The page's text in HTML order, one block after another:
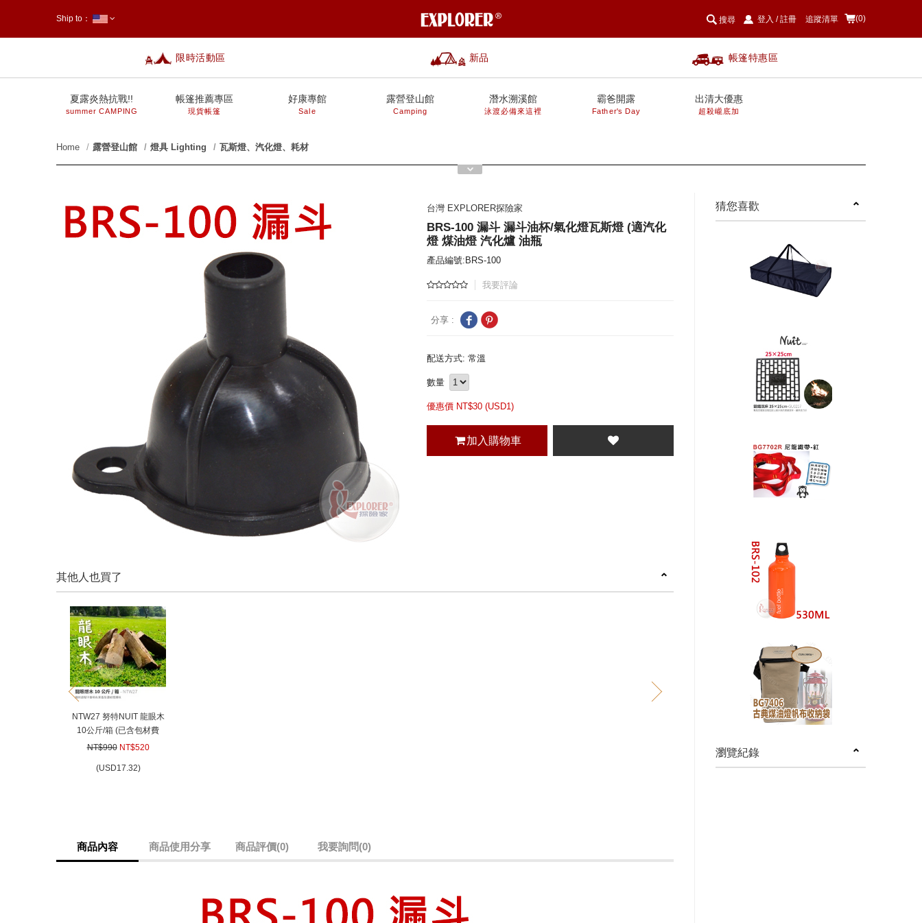
(0)
登入 / 註冊 追蹤清單
限時活動區 新品 帳篷特惠區
Ship to： 搜尋
夏露炎熱抗戰!!
summer CAMPING
帳篷推薦專區
現貨帳篷
好康專館
Sale
露營登山館
Camping
潛水溯溪館
泳渡必備來這裡
霸爸開露
Father's Day
出清大優惠
超殺巄底加
Home 露營登山館 燈具 Lighting 瓦斯燈、汽化燈、耗材
prev
台灣 EXPLORER探險家
BRS-100 漏斗 漏斗油杯/氣化燈瓦斯燈 (適汽化
燈 煤油燈 汽化爐 油瓶
產品編號:BRS-100
我要評論
分享 :
配送方式: 常溫
數量
優惠價 NT$30 (USD1)
加入購物車
其他人也買了
NTW27 努特NUIT 龍眼木
10公斤/箱 (已含包材費
$200)台灣特級龍眼木 木
火台 甕窯雞 桶仔雞 燒烤
NT$990 NT$520
(USD17.32)
prev next
商品內容 商品使用分享 商品評價(0) 我要詢問(0)
猜您喜歡
瀏覽紀錄